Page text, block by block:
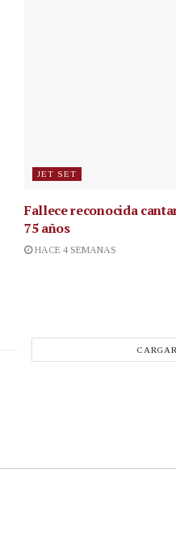
JET SET
Fallece reconocida
75 años
HACE 4 SEMANAS